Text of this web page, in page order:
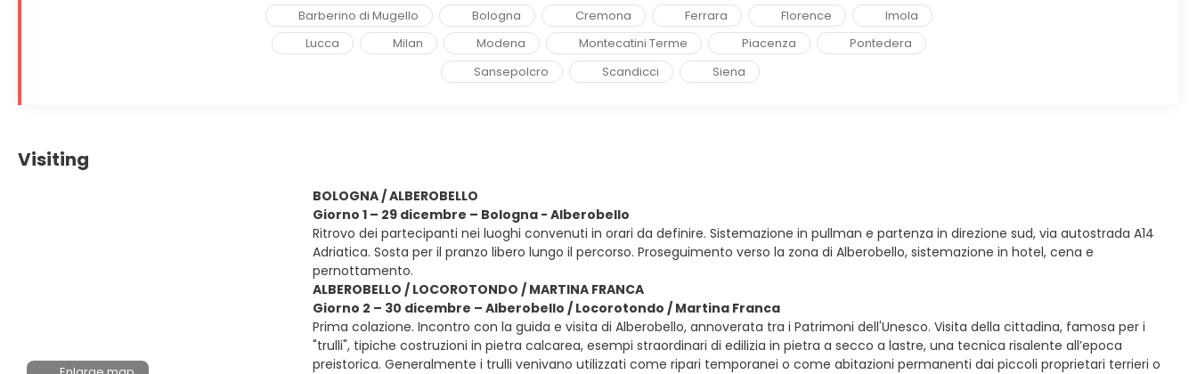
Barberino di Mugello Bologna Cremona Ferrara Florence
Imola
Lucca
Milan Modena Montecatini Terme Piacenza
Pontedera
Sansepolcro
Scandicci Siena
Visiting
BOLOGNA / ALBEROBELLO
Giorno 1 – 29 dicembre – Bologna - Alberobello
Ritrovo dei partecipanti nei luoghi convenuti in orari da definire. Sistemazione in pullman e partenza in direzione sud, via autostrada A14
Adriatica. Sosta per il pranzo libero lungo il percorso. Proseguimento verso la zona di Alberobello, sistemazione in hotel, cena e
pernottamento.
ALBEROBELLO / LOCOROTONDO / MARTINA FRANCA
Giorno 2 – 30 dicembre – Alberobello / Locorotondo / Martina Franca
Prima colazione. Incontro con la guida e visita di Alberobello, annoverata tra i Patrimoni dell'Unesco. Visita della cittadina, famosa per i
"trulli", tipiche costruzioni in pietra calcarea, esempi straordinari di edilizia in pietra a secco a lastre, una tecnica risalente all’epoca
preistorica. Generalmente i trulli venivano utilizzati come ripari temporanei o come abitazioni permanenti dai piccoli proprietari terrieri o